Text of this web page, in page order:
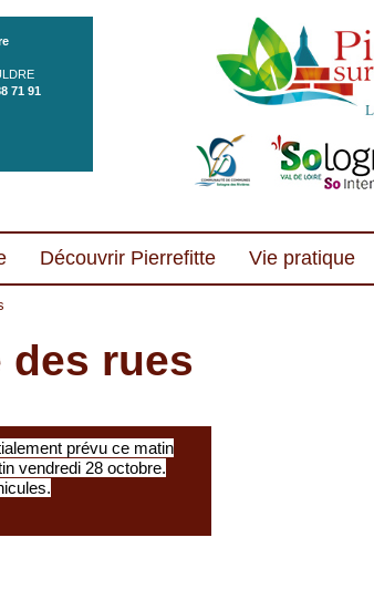
71 91
Découvrir Pierrefitte Vie pratique
des rues
prévu ce matin
vendredi 28 octobre.